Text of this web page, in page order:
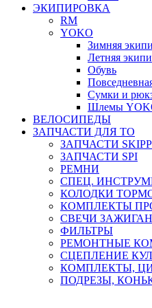
ЭКИПИРОВКА
RM
YOKO
Зимняя
Летняя
Обувь
Сумки и
Шлемы
ВЕЛОСИПЕДЫ
ЗАПЧАСТИ ДЛЯ ТО
ЗАПЧАСТИ
ЗАПЧАСТИ SPI
РЕМНИ
СПЕЦ.
КОЛОДКИ
КОМПЛЕКТЫ
СВЕЧИ
ФИЛЬТРЫ
РЕМОНТНЫЕ
СЦЕПЛЕНИЕ
КОМПЛЕКТЫ,
ПОДРЕЗЫ,